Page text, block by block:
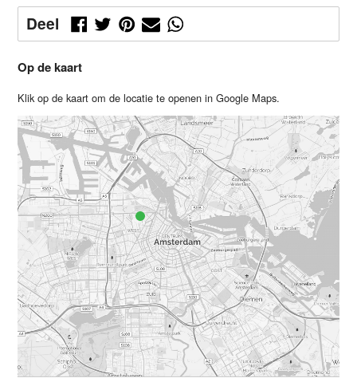
Deel
Op de kaart
Klik op de kaart om de locatie te openen in Google Maps.